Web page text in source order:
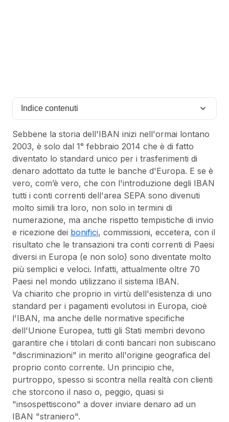
Indice contenuti
Sebbene la storia dell'IBAN inizi nell'ormai lontano
2003, è solo dal 1° febbraio 2014 che è di fatto
diventato lo standard unico per i trasferimenti di
denaro adottato da tutte le banche d'Europa. E se è
vero, com’è vero, che con l'introduzione degli IBAN
tutti i conti correnti dell'area SEPA sono divenuti
molto simili tra loro, non solo in termini di
numerazione, ma anche rispetto tempistiche di invio
e ricezione dei bonifici, commissioni, eccetera, con il
risultato che le transazioni tra conti correnti di Paesi
diversi in Europa (e non solo) sono diventate molto
più semplici e veloci. Infatti, attualmente oltre 70
Paesi nel mondo utilizzano il sistema IBAN.
Va chiarito che proprio in virtù dell'esistenza di uno
standard per i pagamenti evolutosi in Europa, cioè
l'IBAN, ma anche delle normative specifiche
dell'Unione Europea, tutti gli Stati membri devono
garantire che i titolari di conti bancari non subiscano
"discriminazioni" in merito all'origine geografica del
proprio conto corrente. Un principio che,
purtroppo, spesso si scontra nella realtà con clienti
che storcono il naso o, peggio, quasi si
"insospettiscono" a dover inviare denaro ad un
IBAN "straniero".